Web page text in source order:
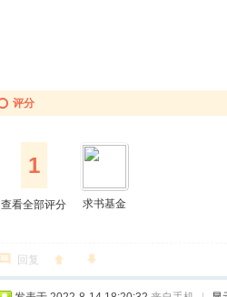
评分
1
查看全部评分 求书基金
回复